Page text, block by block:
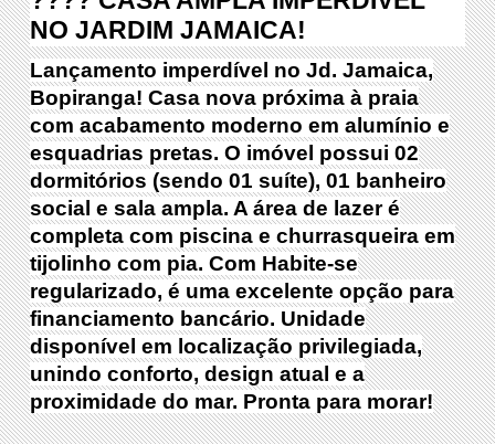
NO JARDIM JAMAICA!
Lançamento imperdível no Jd. Jamaica,
Bopiranga! Casa nova próxima à praia
com acabamento moderno em alumínio e
esquadrias pretas. O imóvel possui 02
dormitórios (sendo 01 suíte), 01 banheiro
social e sala ampla. A área de lazer é
completa com piscina e churrasqueira em
tijolinho com pia. Com Habite-se
regularizado, é uma excelente opção para
financiamento bancário. Unidade
disponível em localização privilegiada,
unindo conforto, design atual e a
proximidade do mar. Pronta para morar!